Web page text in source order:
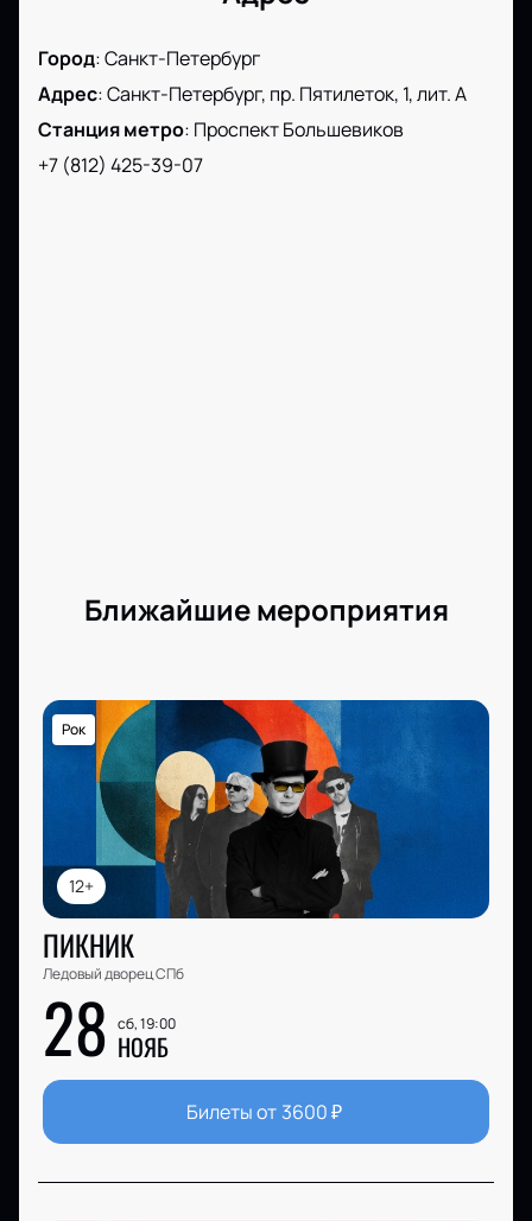
Город:Санкт-Петербург
Адрес:Санкт-Петербург, пр. Пятилеток, 1, лит. А
Станция метро: Проспект Большевиков
+7 (812) 425-39-07
Ближайшие мероприятия
12+
Рок
ПИКНИК
Ледовый дворец СПб
28 сб, 19:00
НОЯБ
Билеты от 3600₽